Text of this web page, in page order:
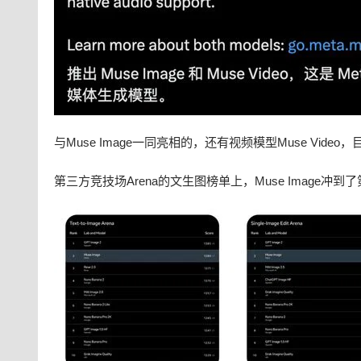
与Muse Image一同亮相的，还有视频模型Muse Video，
第三方竞技场Arena的文生图榜单上，Muse Image冲到